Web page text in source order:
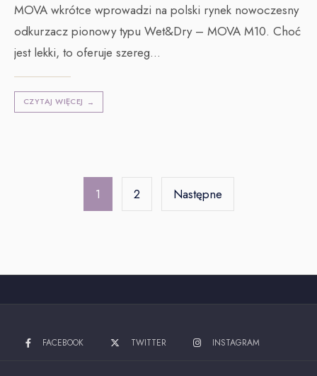
MOVA wkrótce wprowadzi na polski rynek nowoczesny
odkurzacz pionowy typu Wet&Dry – MOVA M10. Choć
jest lekki, to oferuje szereg...
CZYTAJ WIĘCEJ →
Stronicowanie
1 2 Następne
FACEBOOK TWITTER INSTAGRAM